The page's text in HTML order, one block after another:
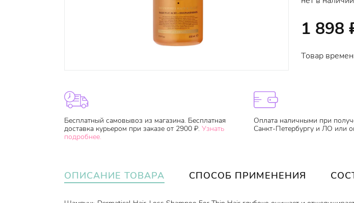
1 898
Товар
Бесплатный самовывоз из магазина. Бесплатная
доставка курьером при заказе от 2900 ₽. Узнать
подробнее.
Оплата наличными при
Санкт-Петербургу и ЛО или
ОПИСАНИЕ ТОВАРА СПОСОБ ПРИМЕНЕНИЯ